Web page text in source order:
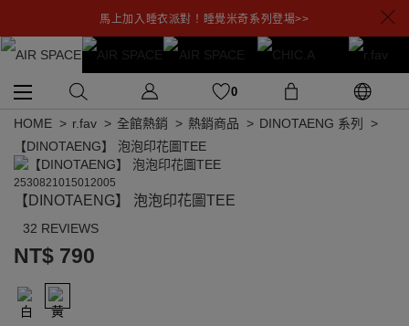
馬上加入睡衣派對！睡覺米奇系列登場>>
0
HOME r.fav 全館熱銷 熱銷商品
DINOTAENG 系列
【DINOTAENG】 泡泡印花圖TEE
2530821015012005
【DINOTAENG】 泡泡印花圖TEE
32 REVIEWS
NT$ 790